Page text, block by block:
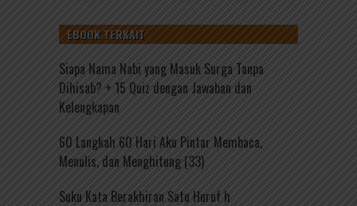
EBOOK TERKAIT
Siapa Nama Nabi yang Masuk Surga Tanpa
Dihisab? + 15 Quiz dengan Jawaban dan
Kelengkapan
60 Langkah 60 Hari Aku Pintar Membaca,
Menulis, dan Menghitung (33)
Suku Kata Berakhiran Satu Huruf h